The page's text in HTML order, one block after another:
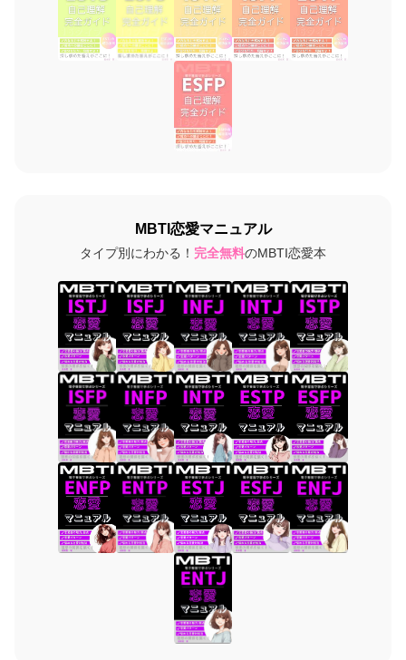
MBTI恋愛マニュアル
タイプ別にわかる！ 完全無料のMBTI恋愛本